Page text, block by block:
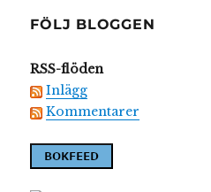
FÖLJ BLOGGEN
RSS-flöden
Inlägg
Kommentarer